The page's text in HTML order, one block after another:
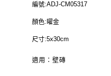
編號:ADJ-CM05317
顏色:曜金
尺寸:5x30cm
適用：壁磚